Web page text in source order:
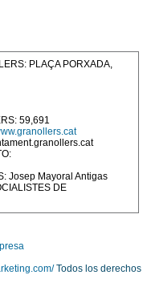
PLAÇA PORXADA,
59,691
Josep Mayoral Antigas
DE
Todos los derechos